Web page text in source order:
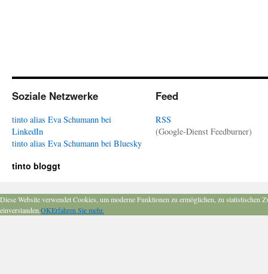
Soziale Netzwerke
tinto alias Eva Schumann bei
LinkedIn
tinto alias Eva Schumann bei Bluesky
Feed
RSS
(Google-Dienst Feedburner)
tinto bloggt
Diese Website verwendet Cookies, um moderne Funktionen zu ermöglichen, zu
einverstanden.OKErfahren Sie mehr.